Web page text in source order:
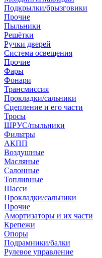
Подкрылки/брызговики
Прочие
Пыльники
Решётки
Ручки дверей
Система освещения
Прочие
Фары
Фонари
Трансмиссия
Прокладки/сальники
Сцепление и его части
Тросы
ШРУС/пыльники
Фильтры
АКПП
Воздушные
Масляные
Салонные
Топливные
Шасси
Прокладки/сальники
Прочие
Амортизаторы и их части
Крепежи
Опоры
Подрамники/балки
Рулевое управление